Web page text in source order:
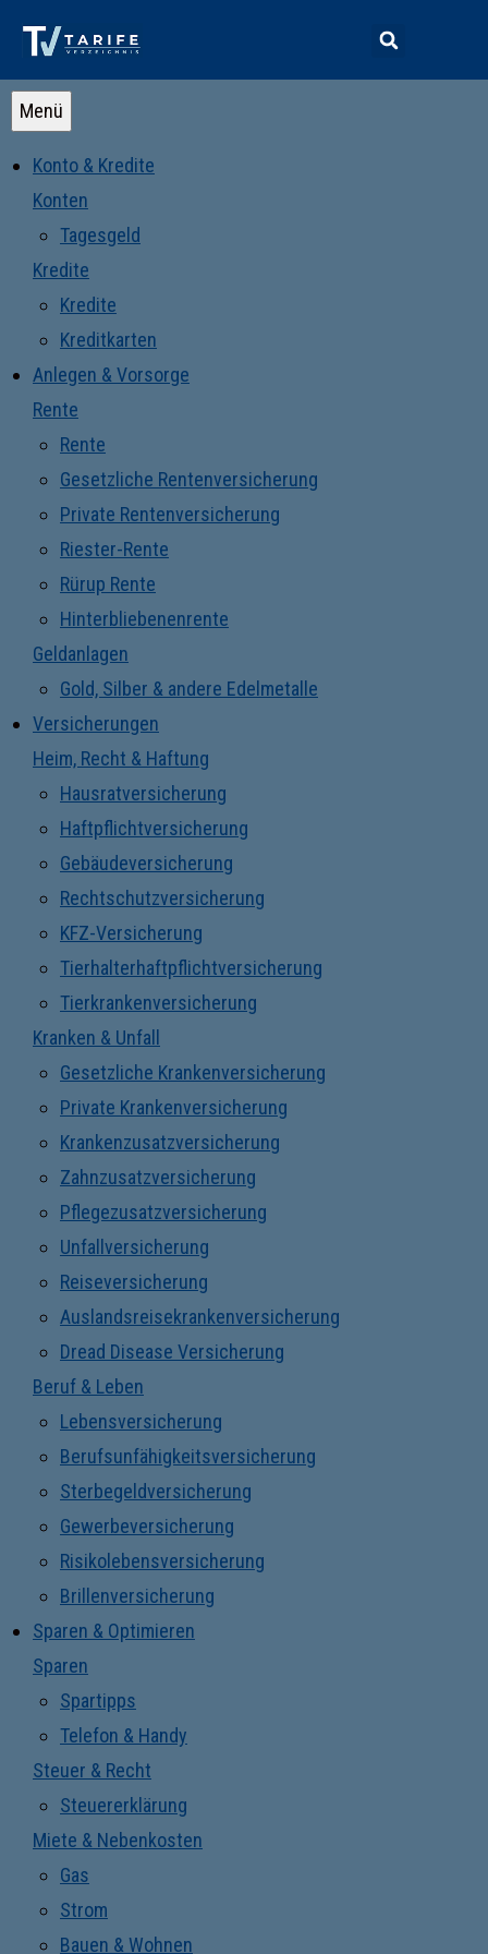
Menü
Konto & Kredite
Konten
Tagesgeld
Kredite
Kredite
Kreditkarten
Anlegen & Vorsorge
Rente
Rente
Gesetzliche Rentenversicherung
Private Rentenversicherung
Riester-Rente
Rürup Rente
Hinterbliebenenrente
Geldanlagen
Gold, Silber & andere Edelmetalle
Versicherungen
Heim, Recht & Haftung
Hausratversicherung
Haftpflichtversicherung
Gebäudeversicherung
Rechtschutzversicherung
KFZ-Versicherung
Tierhalterhaftpflichtversicherung
Tierkrankenversicherung
Kranken & Unfall
Gesetzliche Krankenversicherung
Private Krankenversicherung
Krankenzusatzversicherung
Zahnzusatzversicherung
Pflegezusatzversicherung
Unfallversicherung
Reiseversicherung
Auslandsreisekrankenversicherung
Dread Disease Versicherung
Beruf & Leben
Lebensversicherung
Berufsunfähigkeitsversicherung
Sterbegeldversicherung
Gewerbeversicherung
Risikolebensversicherung
Brillenversicherung
Sparen & Optimieren
Sparen
Spartipps
Telefon & Handy
Steuer & Recht
Steuererklärung
Miete & Nebenkosten
Gas
Strom
Bauen & Wohnen